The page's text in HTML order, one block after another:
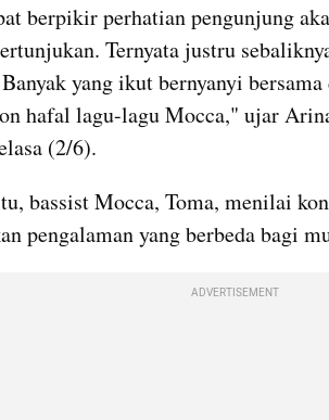
berpikir perhatian pengunjung
Ternyata justru
yang ikut bernyanyi
hafal lagu-lagu Mocca," ujar
(2/6).
bassist Mocca, Toma, menilai
pengalaman yang berbeda bagi
ADVERTISEMENT